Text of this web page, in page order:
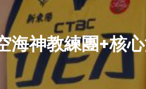
海神教練團+核